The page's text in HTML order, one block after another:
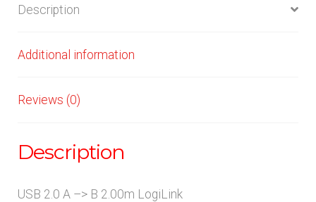
Description
Additional information
Reviews (0)
Description
USB 2.0 A –> B 2.00m LogiLink